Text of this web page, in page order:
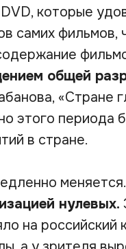
которые
фильмов,
общей
«Стране
этого периода
в стране.
нулевых.
на российский